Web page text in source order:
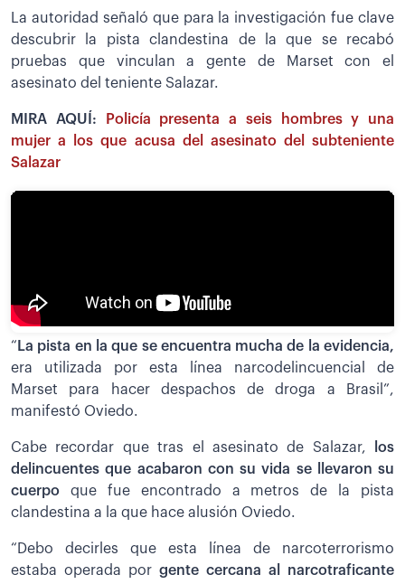
La autoridad señaló que para la investigación fue clave
descubrir la pista clandestina de la que se recabó
pruebas que vinculan a gente de Marset con el
asesinato del teniente Salazar.
MIRA AQUÍ:
Policía presenta a seis hombres y una
mujer a los que acusa del asesinato del subteniente
Salazar
“ La pista en la que se encuentra mucha de la evidencia,
era utilizada por esta línea narcodelincuencial de
Marset para hacer despachos de droga a Brasil”,
manifestó Oviedo.
Cabe recordar que tras el asesinato de Salazar,
los
delincuentes que acabaron con su vida se llevaron su
cuerpo que fue encontrado a metros de la pista
clandestina a la que hace alusión Oviedo.
“Debo decirles que esta línea de narcoterrorismo
estaba operada por gente cercana al narcotraficante